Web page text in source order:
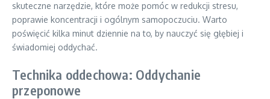
skuteczne narzędzie, które może pomóc w redukcji stresu,
poprawie koncentracji i ogólnym samopoczuciu. Warto
poświęcić kilka minut dziennie na to, by nauczyć się głębiej i
świadomiej oddychać.
Technika oddechowa: Oddychanie
przeponowe